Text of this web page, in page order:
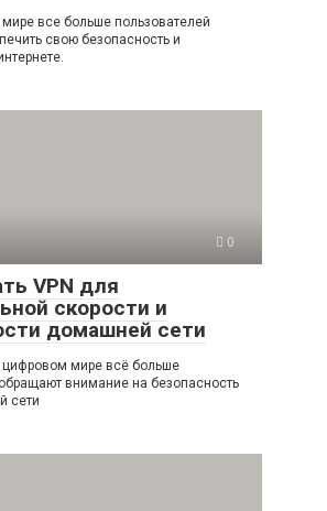
все больше пользователей
свою безопасность и
0
VPN для
скорости и
домашней сети
мире всё больше
внимание на безопасность
сети